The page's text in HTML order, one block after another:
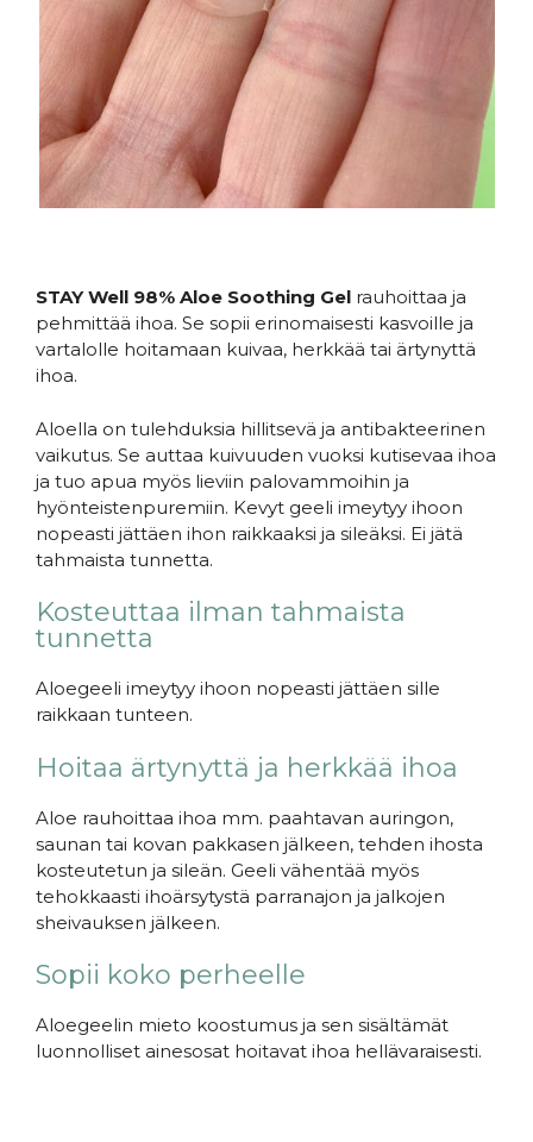
STAY Well 98% Aloe Soothing Gel rauhoittaa ja
pehmittää ihoa. Se sopii erinomaisesti kasvoille ja
vartalolle hoitamaan kuivaa, herkkää tai ärtynyttä
ihoa.
Aloella on tulehduksia hillitsevä ja antibakteerinen
vaikutus. Se auttaa kuivuuden vuoksi kutisevaa ihoa
ja tuo apua myös lieviin palovammoihin ja
hyönteistenpuremiin. Kevyt geeli imeytyy ihoon
nopeasti jättäen ihon raikkaaksi ja sileäksi. Ei jätä
tahmaista tunnetta.
Kosteuttaa ilman tahmaista
tunnetta
Aloegeeli imeytyy ihoon nopeasti jättäen sille
raikkaan tunteen.
Hoitaa ärtynyttä ja herkkää ihoa
Aloe rauhoittaa ihoa mm. paahtavan auringon,
saunan tai kovan pakkasen jälkeen, tehden ihosta
kosteutetun ja sileän. Geeli vähentää myös
tehokkaasti ihoärsytystä parranajon ja jalkojen
sheivauksen jälkeen.
Sopii koko perheelle
Aloegeelin mieto koostumus ja sen sisältämät
luonnolliset ainesosat hoitavat ihoa hellävaraisesti.